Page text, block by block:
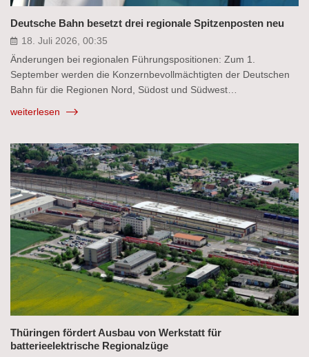
Deutsche Bahn besetzt drei regionale Spitzenposten neu
18. Juli 2026, 00:35
Änderungen bei regionalen Führungspositionen: Zum 1.
September werden die Konzernbevollmächtigten der Deutschen
Bahn für die Regionen Nord, Südost und Südwest…
weiterlesen
Thüringen fördert Ausbau von Werkstatt für
batterieelektrische Regionalzüge